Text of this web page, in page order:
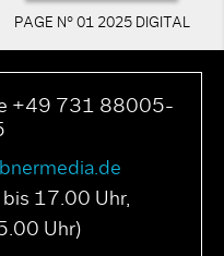
PAGE N° 01 2025 DIGITAL
+49 731 88005-
17.00 Uhr,
Uhr)